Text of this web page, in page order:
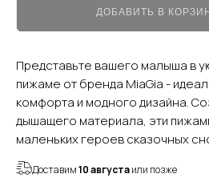
ДОБАВИТЬ В
Представьте вашего малыша в
пижаме от бренда MiaGia -
комфорта и модного дизайна.
дышащего материала, эти
маленьких героев сказочных
Доставим10 августаили позже